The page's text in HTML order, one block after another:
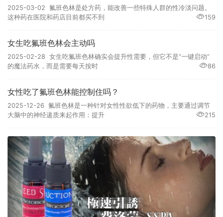
2025-03-02 氟班色林是处方药，能改善一些特殊人群的性冷淡问题。
这种药在医院和药店目前都买不到
159
女生吃氟班色林会主动吗
2025-02-28 女生吃氟班色林确实会提升性需要，但它不是“一键启动”
的魔法药水，而是需要每天按时
86
女性吃了氟班色林能控制住吗？
2025-12-26 氟班色林是一种针对女性性欲低下的药物，主要通过调节
大脑中的神经递质来起作用：提升
215